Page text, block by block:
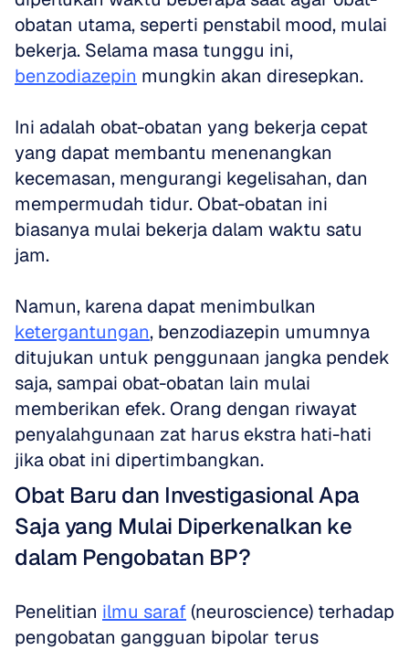
obatan utama, seperti penstabil mood, mulai
benzodiazepin mungkin akan diresepkan.
Ini adalah obat-obatan yang bekerja cepat
yang dapat membantu menenangkan
kecemasan, mengurangi kegelisahan, dan
mempermudah tidur. Obat-obatan ini
biasanya mulai bekerja dalam waktu satu
jam.
ketergantungan, benzodiazepin umumnya
ditujukan untuk penggunaan jangka pendek
saja, sampai obat-obatan lain mulai
memberikan efek. Orang dengan riwayat
penyalahgunaan zat harus ekstra hati-hati
jika obat ini dipertimbangkan.
Obat Baru dan Investigasional Apa
Saja yang Mulai Diperkenalkan ke
dalam Pengobatan BP?
Penelitian ilmu saraf (neuroscience) terhadap
pengobatan gangguan bipolar terus